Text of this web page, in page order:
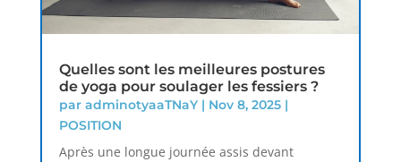
Quelles sont les meilleures postures
de yoga pour soulager les fessiers ?
par adminotyaaTNaY| Nov 8, 2025|
POSITION
Après une longue journée assis devant